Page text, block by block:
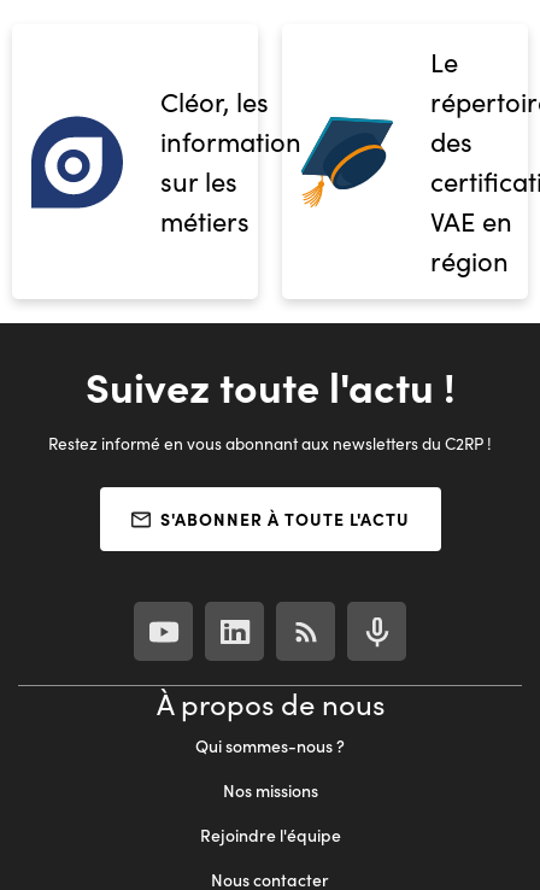
Cléor, les
informations
sur les
métiers
Le
des
VAE en
région
Suivez toute l'actu !
Restez informé en vous abonnant aux newsletters du C2RP !
S'ABONNER À TOUTE L'ACTU
À propos de nous
Qui sommes-nous ?
Nos missions
Rejoindre l'équipe
Nous contacter